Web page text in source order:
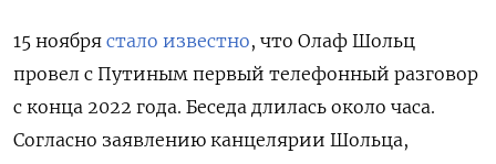
15 ноября стало известно, что Олаф Шольц
провел с Путиным первый телефонный разговор
с конца 2022 года. Беседа длилась около часа.
Согласно заявлению канцелярии Шольца,